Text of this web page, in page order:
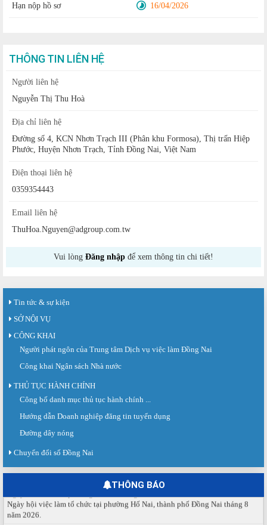
Hạn nộp hồ sơ 16/04/2026
THÔNG TIN LIÊN HỆ
Người liên hệ
Nguyễn Thị Thu Hoà
Địa chỉ liên hệ
Đường số 4, KCN Nhơn Trạch III (Phân khu Formosa), Thị trấn Hiệp
Phước, Huyện Nhơn Trạch, Tỉnh Đồng Nai, Việt Nam
Điện thoại liên hệ
0359354443
Email liên hệ
ThuHoa.Nguyen@adgroup.com.tw
Vui lòng Đăng nhập để xem thông tin chi tiết!
Tin tức & sự kiện
SỞ NỘI VỤ
CÔNG KHAI
Người phát ngôn của Trung tâm Dịch vụ việc làm Đồng Nai
Công khai Ngân sách Nhà nước
THỦ TỤC HÀNH CHÍNH
Công bố danh mục thủ tục hành chính ...
Hướng dẫn Doanh nghiệp đăng tin tuyển dụng
Đường dây nóng
Chuyển đổi số Đồng Nai
THÔNG BÁO
Sàn giao dịch việc làm lần thứ 08 năm 2026: Hơn 4.300 cơ hội...
Sáng ngày 03/8/2026, Trung tâm Dịch vụ việc làm Đồng Nai tổ chức Sàn giao
Báo cáo kết quả tổ chức Sàn giao dịch việc làm lần thứ 08/2026 ngày 03
tháng 08 năm 2026.
Ngày hội việc làm phường Hố Nai tháng 8 năm 2026
Ngày hội việc làm tổ chức tại phường Hố Nai, thành phố Đồng Nai tháng 8
năm 2026.